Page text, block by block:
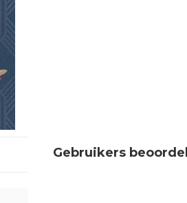
Gebruikers